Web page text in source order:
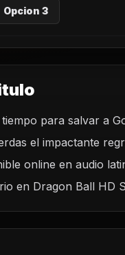
Opcion 3
Gohan! Goku
de batalla.
REPRODUCTOR
para salvar a
el impactante
online en audio
en Dragon Ball HD